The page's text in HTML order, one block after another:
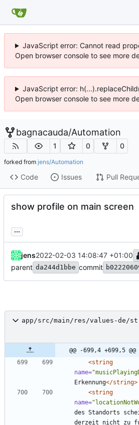
JavaScript error: Cannot read
Open browser console to see more
JavaScript error:
Open browser console to see more
bagnacauda/Automation
1 0 0
forked from jens/Automation
Code Issues Pull
show profile on main screen
...
jens2022-02-03 14:08:47 +01:00
parent da244d1bbe commit
app/src/main/res/values-de/
@@ -699,4 +699,5 @@
<string
name=
Erkennung</string>
<string
name=
des Standorts
derzeit nicht zu